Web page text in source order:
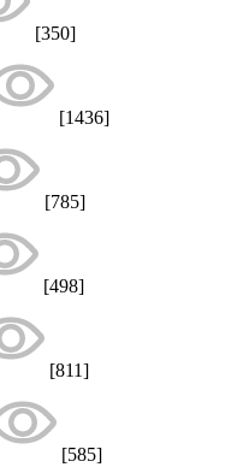
[350]
[1436]
[785]
[498]
[811]
[585]